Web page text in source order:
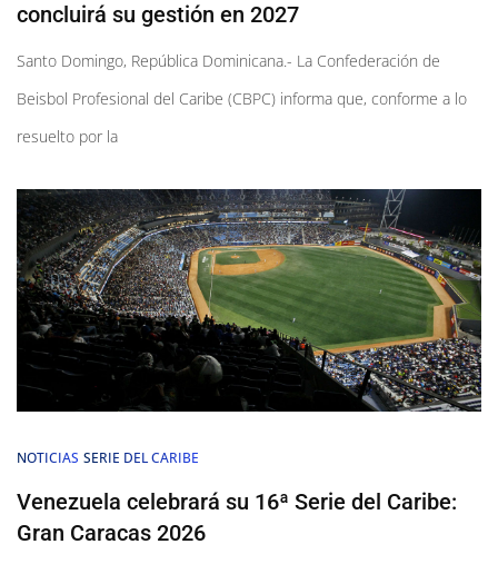
concluirá su gestión en 2027
Santo Domingo, República Dominicana.- La Confederación de
Beisbol Profesional del Caribe (CBPC) informa que, conforme a lo
resuelto por la
NOTICIAS SERIE DEL CARIBE
Venezuela celebrará su 16ª Serie del Caribe:
Gran Caracas 2026